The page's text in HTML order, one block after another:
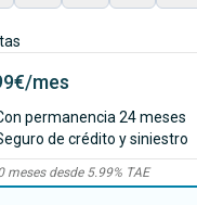
/mes
permanencia 24 meses
de crédito y siniestro
meses desde 5.99% TAE